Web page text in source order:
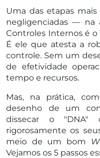
Uma das etapas
negligenciadas — na
Controles Internos é o
É ele que atesta a
controle. Sem um
de efetividade
tempo e recursos.
Mas, na prática,
desenho de um
dissecar o "DNA"
rigorosamente os
meio de um bom
Vejamos os 5 passos